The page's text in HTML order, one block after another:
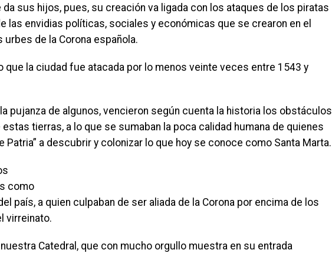
da sus hijos, pues, su creación va ligada con los ataques de los piratas
las envidias políticas, sociales y económicas que se crearon en el
de la Corona española.
la ciudad fue atacada por lo menos veinte veces entre 1543 y
pujanza de algunos, vencieron según cuenta la historia los obstáculos
tierras, a lo que se sumaban la poca calidad humana de quienes
Patria” a descubrir y colonizar lo que hoy se conoce como Santa Marta.
como
país, a quien culpaban de ser aliada de la Corona por encima de los
virreinato.
Catedral, que con mucho orgullo muestra en su entrada